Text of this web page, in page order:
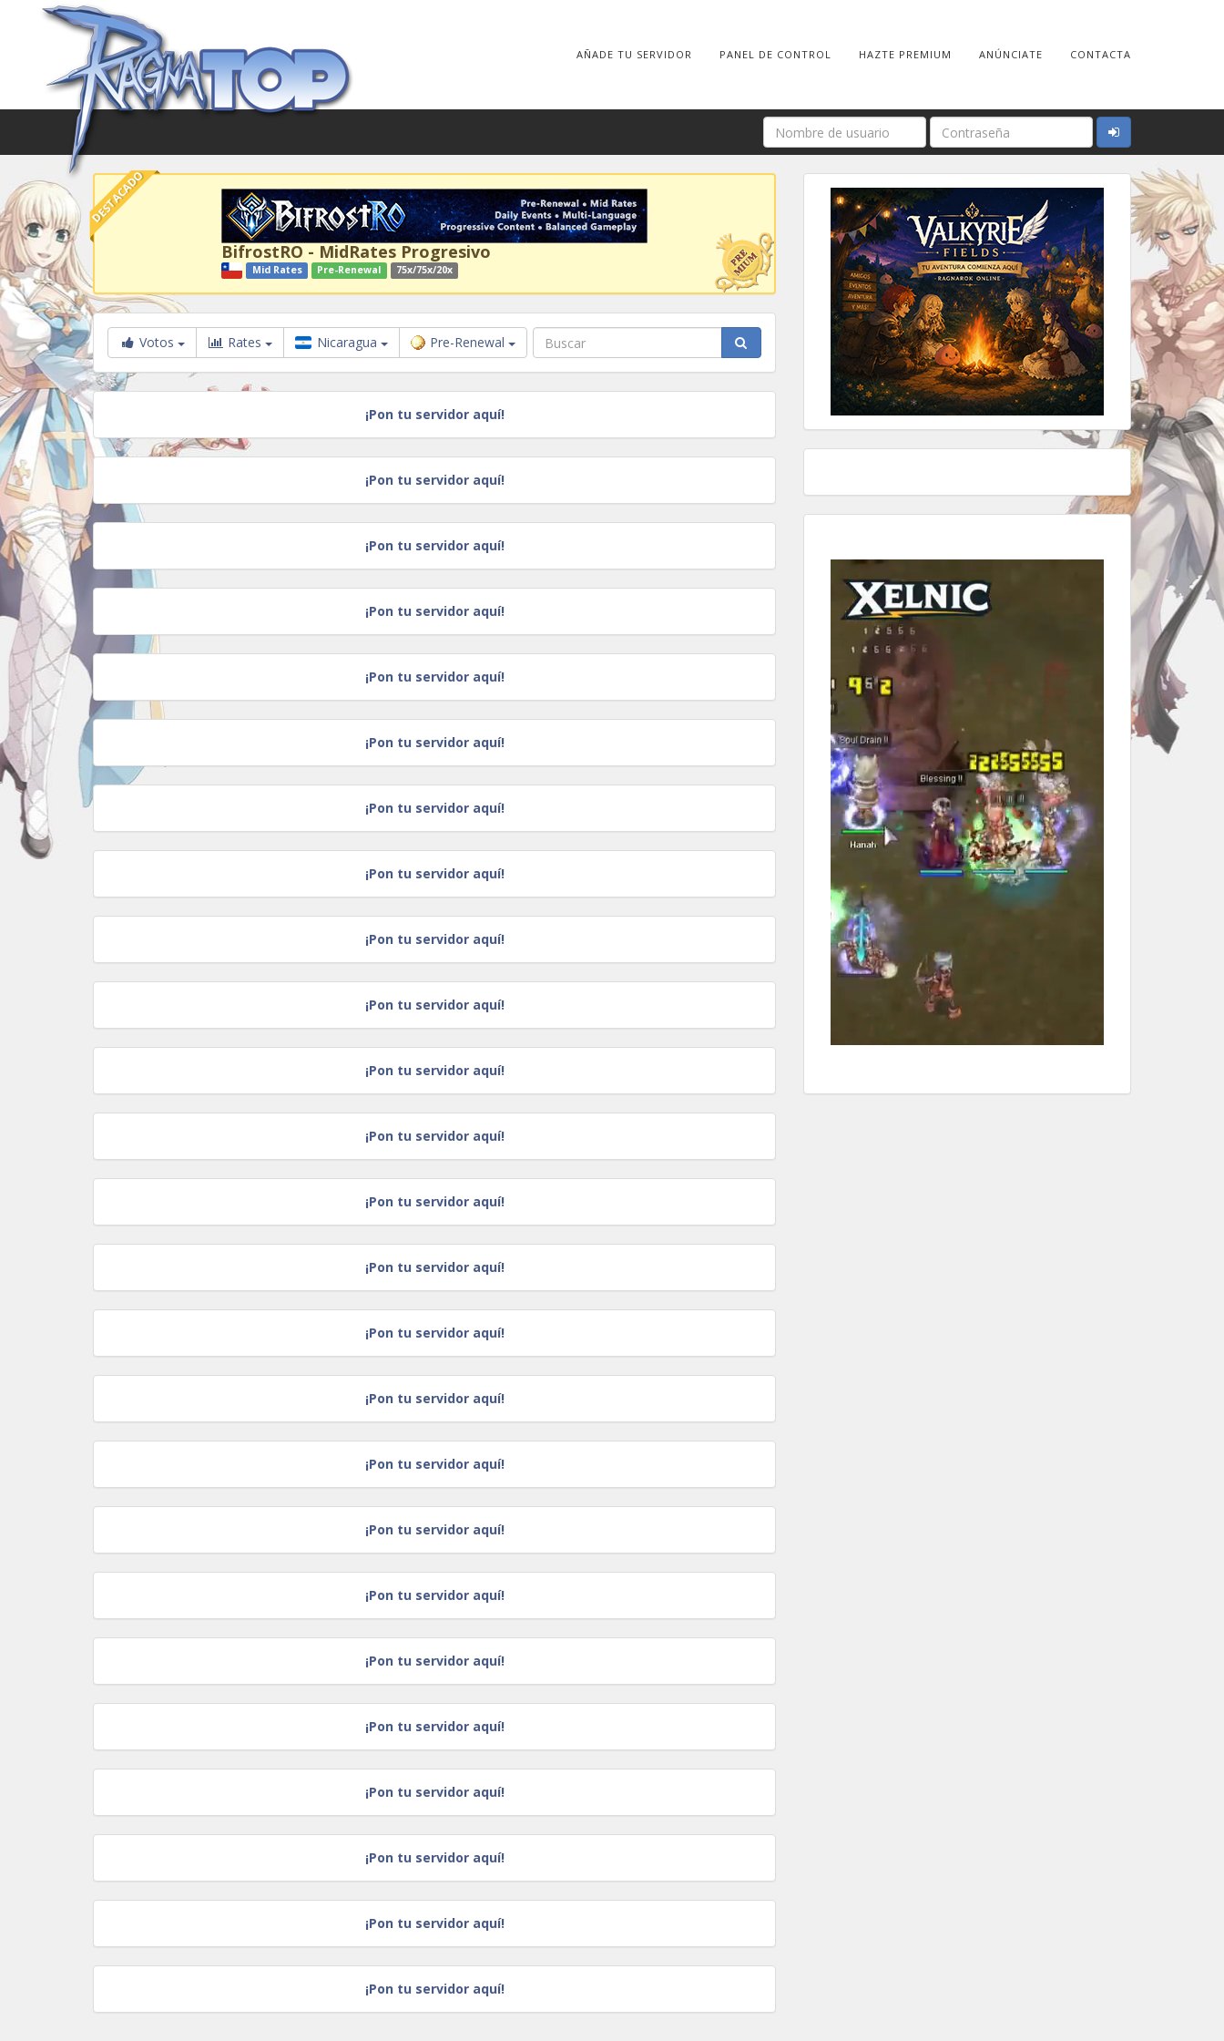
AÑADE TU SERVIDOR PANEL DE CONTROL HAZTE PREMIUM ANÚNCIATE CONTACTA
DESTACADO
BifrostRO - MidRates Progresivo
Mid Rates Pre-Renewal 75x/75x/20x
Votos Rates Nicaragua Pre-Renewal
¡Pon tu servidor aquí!
¡Pon tu servidor aquí!
¡Pon tu servidor aquí!
¡Pon tu servidor aquí!
¡Pon tu servidor aquí!
¡Pon tu servidor aquí!
¡Pon tu servidor aquí!
¡Pon tu servidor aquí!
¡Pon tu servidor aquí!
¡Pon tu servidor aquí!
¡Pon tu servidor aquí!
¡Pon tu servidor aquí!
¡Pon tu servidor aquí!
¡Pon tu servidor aquí!
¡Pon tu servidor aquí!
¡Pon tu servidor aquí!
¡Pon tu servidor aquí!
¡Pon tu servidor aquí!
¡Pon tu servidor aquí!
¡Pon tu servidor aquí!
¡Pon tu servidor aquí!
¡Pon tu servidor aquí!
¡Pon tu servidor aquí!
¡Pon tu servidor aquí!
¡Pon tu servidor aquí!